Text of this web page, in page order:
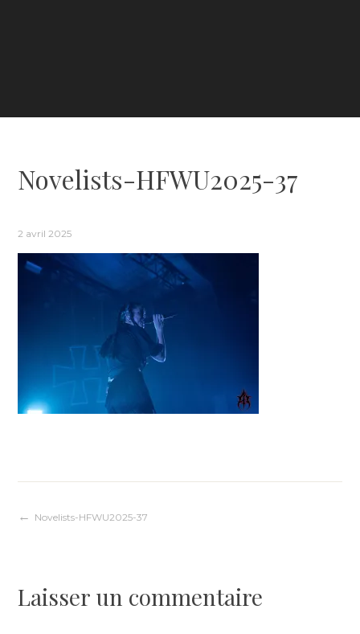
Novelists-HFWU2025-37
2 avril 2025
Navigation
l’article
Novelists-HFWU2025-37
Laisser un commentaire